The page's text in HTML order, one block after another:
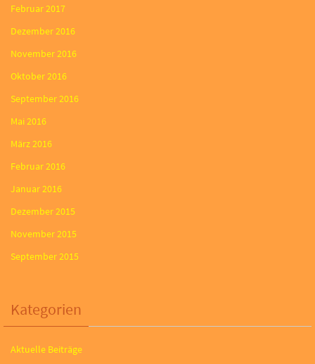
Februar 2017
Dezember 2016
November 2016
Oktober 2016
September 2016
Mai 2016
März 2016
Februar 2016
Januar 2016
Dezember 2015
November 2015
September 2015
Kategorien
Aktuelle Beiträge